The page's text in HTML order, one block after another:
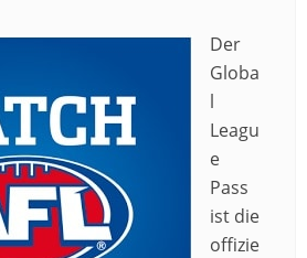
Der
Globa
l
Leagu
e
Pass
ist die
offizie